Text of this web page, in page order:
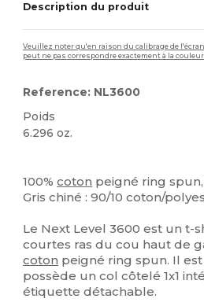
Description du produit
Veuillez noter qu'en raison du calibrage de
peut ne pas correspondre exactement à la
Reference: NL3600
Poids
6.296 oz.
100%coton peigné ring
Gris chiné : 90/10 coton/
Le Next Level 3600 est un t-
courtes ras du cou haut de
coton peigné ring spun. Il
possède un col côtelé 1x1
étiquette détachable.